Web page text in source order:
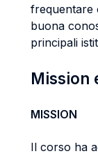
frequentare
buona
principali
Mission
MISSION
Il corso ha